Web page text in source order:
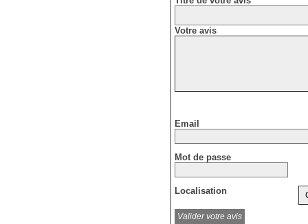
Votre avis
Email
Mot de passe
Localisation